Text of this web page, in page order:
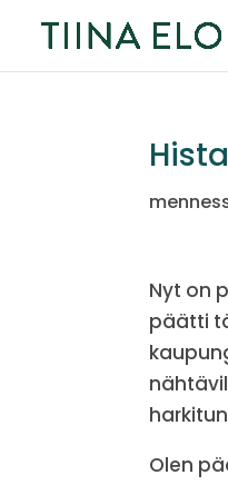
Nyt on
päätti
Olen